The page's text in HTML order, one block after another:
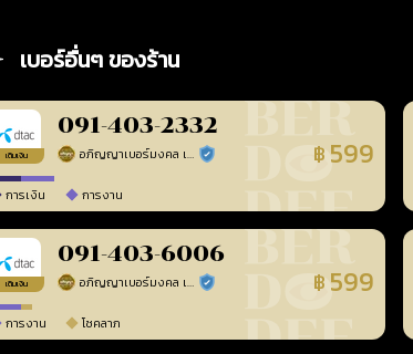
เบอร์อื่นๆ ของร้าน
เติมเงิน
091-403-2332
อภิญญาเบอร์มงคล เบอร์สวยเลขศาสตร์ ร้านยืนยันแล้ว ฿ 599
การเงิน การงาน
เติมเงิน
091-403-6006
อภิญญาเบอร์มงคล เบอร์สวยเลขศาสตร์ ร้านยืนยันแล้ว ฿ 599
การงาน โชคลาภ